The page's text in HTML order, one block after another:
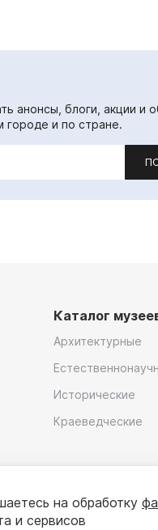
анонсы, блоги, акции и
городе и по стране.
Каталог
Архитектурные
Исторические
Краеведческие
на обработку
и сервисов